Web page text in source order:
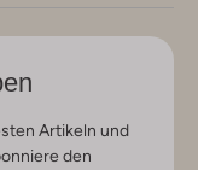
Artikeln und
den